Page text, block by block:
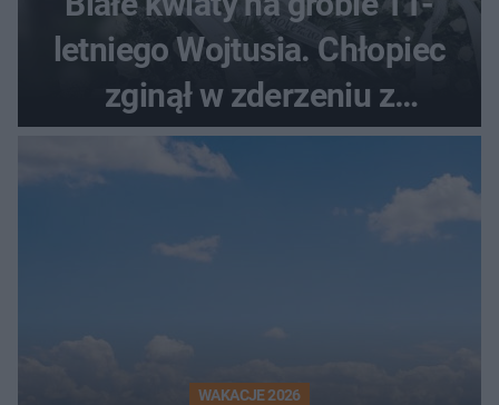
letniego Wojtusia. Chłopiec
zginął w zderzeniu z
kombajnem
WAKACJE 2026